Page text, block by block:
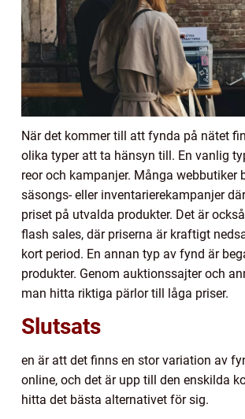
När det kommer till att fynda på nätet
olika typer att ta hänsyn till. En vanlig
reor och kampanjer. Många webbutiker
säsongs- eller inventarierekampanjer
priset på utvalda produkter. Det är
flash sales, där priserna är kraftigt
kort period. En annan typ av fynd är
produkter. Genom auktionssajter och
man hitta riktiga pärlor till låga priser.
Slutsats
en är att det finns en stor variation av
online, och det är upp till den enskilda
hitta det bästa alternativet för sig.